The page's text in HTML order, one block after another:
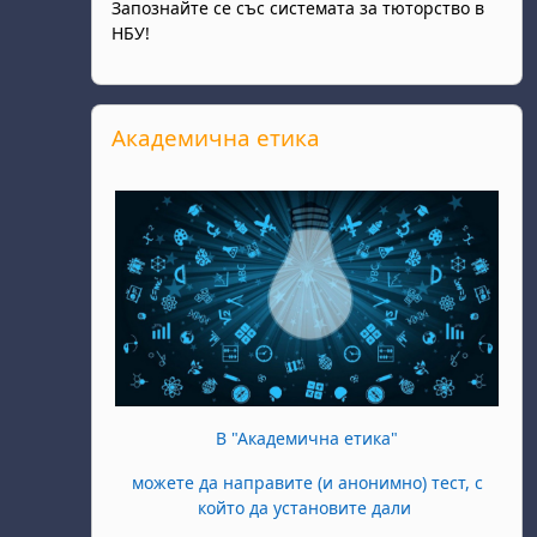
Запознайте се със системата за тюторство в
НБУ!
Прескочи Академична етика
Академична етика
В "Академична етика"
можете да направите (и анонимно) тест, с
който да установите дали